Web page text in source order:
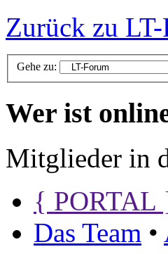
Zurück zu
Gehe zu:
Wer ist
Mitglieder in
{ PORTAL
Das Team •